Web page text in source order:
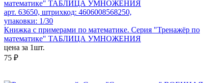
арт. 63650, штрихкод: 4606008568250,
упаковки: 1/30
Книжка с примерами по математике. Серия "Тренажёр по
математике" ТАБЛИЦА УМНОЖЕНИЯ
цена за 1шт.
75 ₽